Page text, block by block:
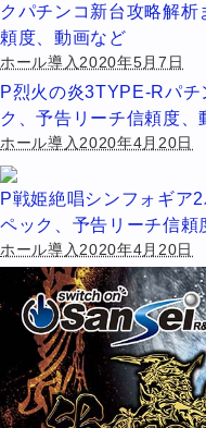
クパチンコ新台攻略解
頼度、動画など
ホール導入2020年5月7日
P烈火の炎3TYPE-Rパ
ク、予告リーチ信頼度、
ホール導入2020年4月20日
P戦姫絶唱シンフォギア
ペック、予告リーチ信頼
ホール導入2020年4月20日